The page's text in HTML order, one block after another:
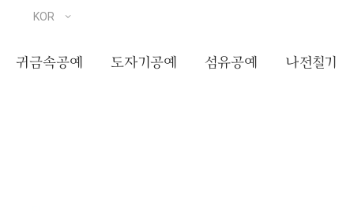
귀금속공예 도자기공예 섬유공예 나전칠기